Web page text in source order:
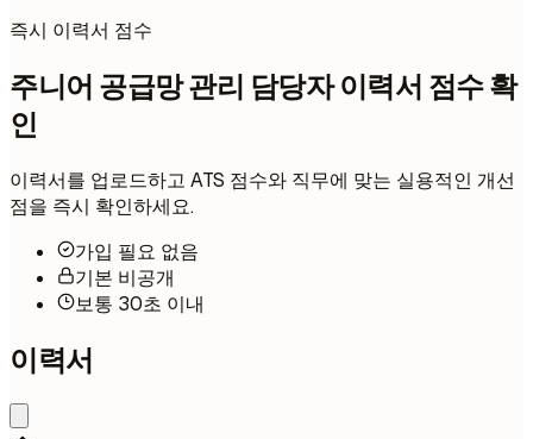
즉시 이력서 점수
주니어 공급망 관리 담당자 이력서 점수 확
인
이력서를 업로드하고 ATS 점수와 직무에 맞는 실용적인 개선
점을 즉시 확인하세요.
가입 필요 없음
기본 비공개
보통 30초 이내
이력서